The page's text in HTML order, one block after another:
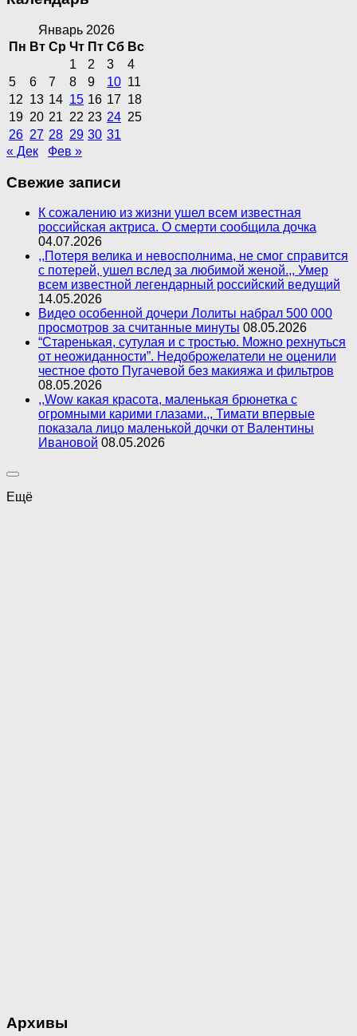
Январь 2026
Пн Вт Ср Чт Пт Сб Вс
1
2 3
4
5
6 7 8 9 10 11
12 13 14 15 16 17 18
19 20 21 22 23 24 25
26 27 28 29 30 31
« Дек
Фев »
Свежие записи
К сожалению из жизни ушел всем известная
российская актриса. О смерти сообщила дочка
04.07.2026
,,Потеря велика и невосполнима, не смог справится
с потерей, ушел вслед за любимой женой.,, Умер
всем известной легендарный российский ведущий
14.05.2026
Видео особенной дочери Лолиты набрал 500 000
просмотров за считанные минуты 08.05.2026
“Старенькая, сутулая и с тростью. Можно рехнуться
от неожиданности”. Недоброжелатели не оценили
честное фото Пугачевой без макияжа и фильтров
08.05.2026
,,Wow какая красота, маленькая брюнетка с
огромными карими глазами.,, Тимати впервые
показала лицо маленькой дочки от Валентины
Ивановой 08.05.2026
Ещё
Архивы